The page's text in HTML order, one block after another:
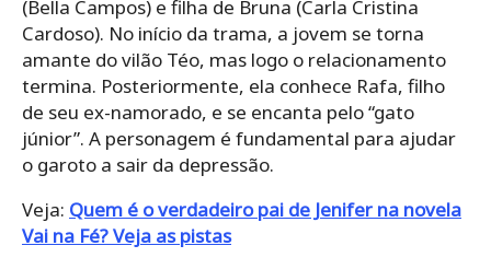
(Bella Campos) e filha de Bruna (Carla Cristina
Cardoso). No início da trama, a jovem se torna
amante do vilão Téo, mas logo o relacionamento
termina. Posteriormente, ela conhece Rafa, filho
de seu ex-namorado, e se encanta pelo “gato
júnior”. A personagem é fundamental para ajudar
o garoto a sair da depressão.
Veja: Quem é o verdadeiro pai de Jenifer na novela
Vai na Fé? Veja as pistas